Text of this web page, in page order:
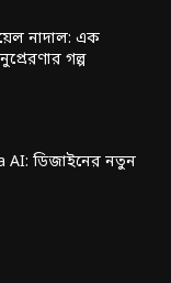
নাদাল: এক
গল্প
AI: ডিজাইনের নতুন